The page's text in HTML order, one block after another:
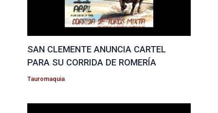
SAN CLEMENTE ANUNCIA CARTEL
PARA SU CORRIDA DE ROMERÍA
Tauromaquia